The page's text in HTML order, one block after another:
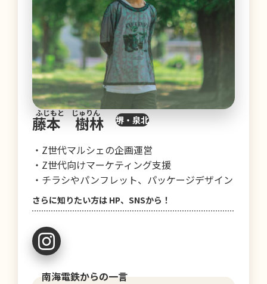
ふじもと じゅりん
藤本 樹林 堺・泉北
・Z世代マルシェの企画運営
・Z世代向けマーケティング支援
・チラシやパンフレット、パッケージデザイン
さらに知りたい方は HP、SNSから！
南海電鉄からの一言